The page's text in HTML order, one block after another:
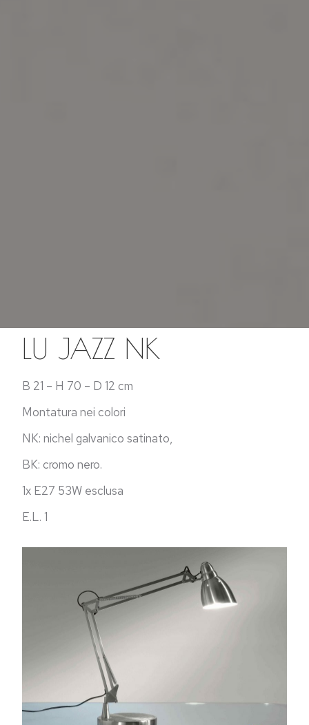
LU JAZZ NK
B 21 – H 70 – D 12 cm
Montatura nei colori
NK: nichel galvanico satinato,
BK: cromo nero.
1x E27 53W esclusa
E.L. 1